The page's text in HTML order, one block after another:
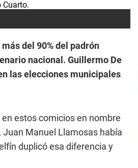
del 90% del padrón
nacional. Guillermo De
las elecciones municipales
estos comicios en nombre
Manuel Llamosas había
duplicó esa diferencia y